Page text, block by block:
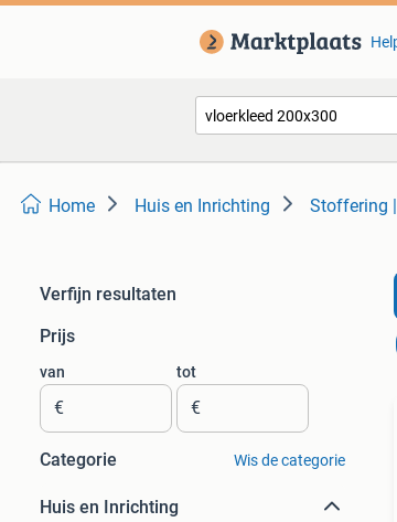
Home Huis en Inrichting Stoffering
Verfijn resultaten
Prijs
van
€
tot
€
Categorie Wis de categorie
Huis en Inrichting